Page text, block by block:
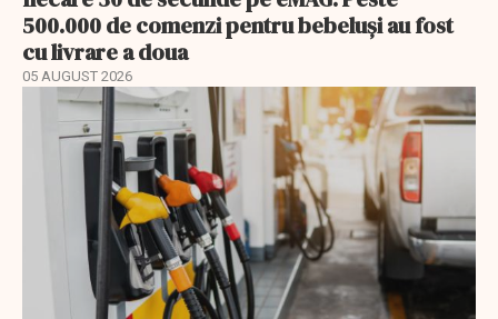
500.000 de comenzi pentru bebeluși au fost
cu livrare a doua
05 AUGUST 2026